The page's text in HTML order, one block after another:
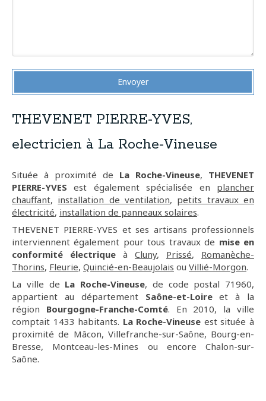
Envoyer
THEVENET PIERRE-YVES,
electricien à La Roche-Vineuse
Située à proximité de La Roche-Vineuse, THEVENET
PIERRE-YVES est également spécialisée en plancher
chauffant, installation de ventilation, petits travaux en
électricité, installation de panneaux solaires.
THEVENET PIERRE-YVES et ses artisans professionnels
interviennent également pour tous travaux de mise en
conformité électrique à Cluny, Prissé, Romanèche-
Thorins, Fleurie, Quincié-en-Beaujolais ou Villié-Morgon.
La ville de La Roche-Vineuse, de code postal 71960,
appartient au département Saône-et-Loireet à la
région Bourgogne-Franche-Comté. En 2010, la ville
comptait 1433 habitants. La Roche-Vineuse est située à
proximité de Mâcon, Villefranche-sur-Saône, Bourg-en-
Bresse, Montceau-les-Mines ou encore Chalon-sur-
Saône.